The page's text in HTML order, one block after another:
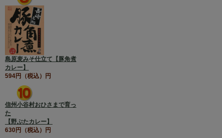
島原麦みそ仕立て【豚角煮
カレー】
594円（税込）円
信州小谷村おひさまで育っ
た
【野ぶたカレー】
630円（税込）円